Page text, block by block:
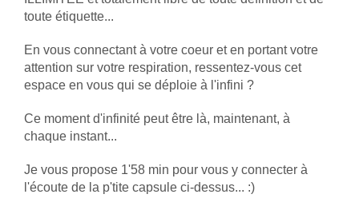
toute étiquette...
En vous connectant à votre coeur et en portant votre
attention sur votre respiration, ressentez-vous cet
espace en vous qui se déploie à l'infini ?
Ce moment d'infinité peut être là, maintenant, à
chaque instant...
Je vous propose 1'58 min pour vous y connecter à
l'écoute de la p'tite capsule ci-dessus... :)